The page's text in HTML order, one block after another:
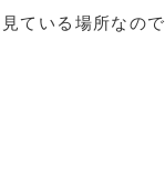
ている場所なので